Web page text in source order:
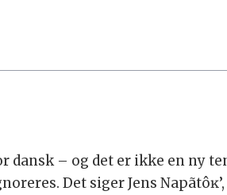
– og det er ikke en ny
Det siger Jens